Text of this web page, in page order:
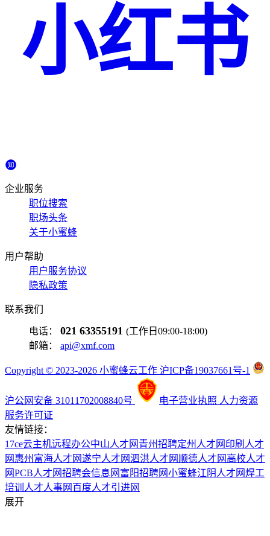
小红书
企业服务
职位搜索
职场头条
关于小蜜蜂
用户帮助
用户服务协议
隐私政策
联系我们
电话： 021 63355191 (工作日09:00-18:00)
邮箱： api@xmf.com
Copyright © 2023-2026 小蜜蜂云工作 沪ICP备19037661号-1
沪公网安备 31011702008840号 电子营业执照 人力资源
服务许可证
友情链接：
17ce云主机远程办公中山人才网 青州招聘定州人才网 印刷人才
网 惠州富海人才网遂宁人才网泗洪人才网 顺德人才网 高校人才
网PCB人才网招聘会信息网 富阳招聘网小蜜蜂江阴人才网焊工
培训 人才人事网 百度人才引进网
展开